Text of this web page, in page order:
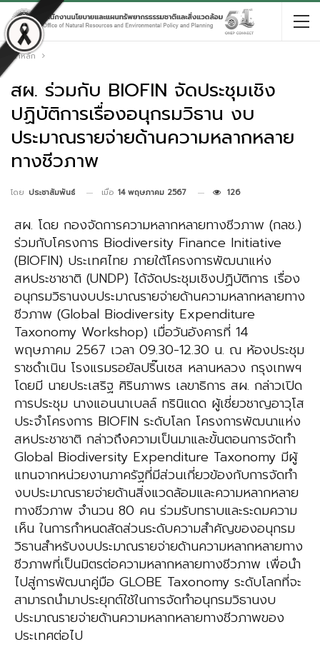
หน้าหลัก
สผ. ร่วมกับ BIOFIN จัดประชุมเชิง
ปฏิบัติการเรื่องอนุกรมวิธาน งบ
ประมาณรายจ่ายด้านความหลากหลาย
ทางชีวภาพ
โดย ประชาสัมพันธ์ เมื่อ 14 พฤษภาคม 2567 126
สผ. โดย กองจัดการความหลากหลายทางชีวภาพ (กลช.)
ร่วมกับโครงการ Biodiversity Finance Initiative
(BIOFIN) ประเทศไทย ภายใต้โครงการพัฒนาแห่ง
สหประชาชาติ (UNDP) ได้จัดประชุมเชิงปฏิบัติการ เรื่อง
อนุกรมวิธานงบประมาณรายจ่ายด้านความหลากหลายทาง
ชีวภาพ (Global Biodiversity Expenditure
Taxonomy Workshop) เมื่อวันอังคารที่ 14
พฤษภาคม 2567 เวลา 09.30-12.30 น. ณ ห้องประชุม
ราชดำเนิน โรงแรมรอยัลปริ๊นเซส หลานหลวง กรุงเทพฯ
โดยมี นายประเสริฐ ศิรินภาพร เลขาธิการ สผ. กล่าวเปิด
การประชุม นางแอนนาเบลล์ ทรินิแดด ผู้เชี่ยวชาญอาวุโส
ประจำโครงการ BIOFIN ระดับโลก โครงการพัฒนาแห่ง
สหประชาชาติ กล่าวถึงความเป็นมาและขั้นตอนการจัดทำ
Global Biodiversity Expenditure Taxonomy มีผู้
แทนจากหน่วยงานภาครัฐที่มีส่วนเกี่ยวข้องกับการจัดทำ
งบประมาณรายจ่ายด้านสิ่งแวดล้อมและความหลากหลาย
ทางชีวภาพ จำนวน 80 คน ร่วมรับทราบและระดมความ
เห็น ในการกำหนดสัดส่วนระดับความสำคัญของอนุกรม
วิธานสำหรับงบประมาณรายจ่ายด้านความหลากหลายทาง
ชีวภาพที่เป็นมิตรต่อความหลากหลายทางชีวภาพ เพื่อนำ
ไปสู่การพัฒนาคู่มือ GLOBE Taxonomy ระดับโลกที่จะ
สามารถนำมาประยุกต์ใช้ในการจัดทำอนุกรมวิธานงบ
ประมาณรายจ่ายด้านความหลากหลายทางชีวภาพของ
ประเทศต่อไป